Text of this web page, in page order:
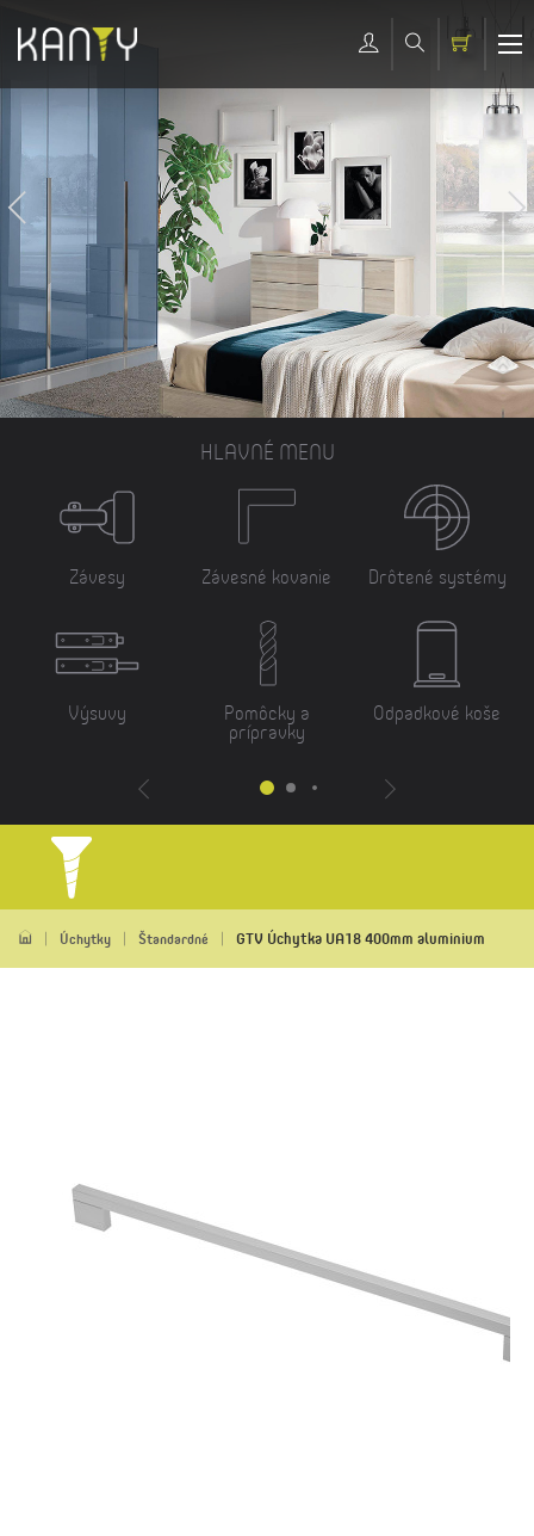
HLAVNÉ MENU
Závesy
Výsuvy
Závesné kovanie
Pomôcky a
prípravky
Drôtené systémy
Odpadkové koše
Úchytky Štandardné GTV Úchytka UA18 400mm aluminium